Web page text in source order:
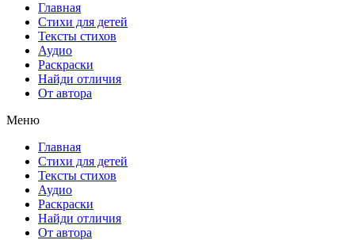
Главная
Стихи для детей
Тексты стихов
Аудио
Раскраски
Найди отличия
От автора
Меню
Главная
Стихи для детей
Тексты стихов
Аудио
Раскраски
Найди отличия
От автора